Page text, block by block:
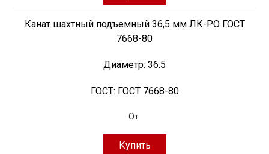
Канат шахтный подъемный 36,5 мм ЛК-РО ГОСТ
7668-80
Диаметр: 36.5
ГОСТ: ГОСТ 7668-80
От
Купить